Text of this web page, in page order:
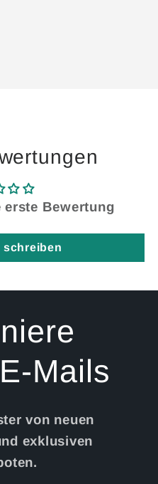
erste Bewertung
schreiben
Mails
von neuen
exklusiven